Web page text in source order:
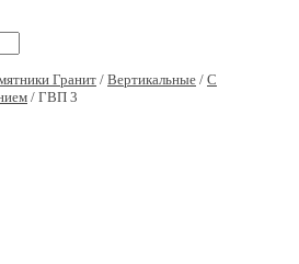
Гранит/ Вертикальные / С
/ ГВП 3